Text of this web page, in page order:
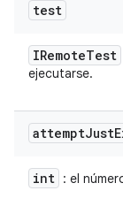
test
IRemoteTest
ejecutarse.
attemptJust
int : el